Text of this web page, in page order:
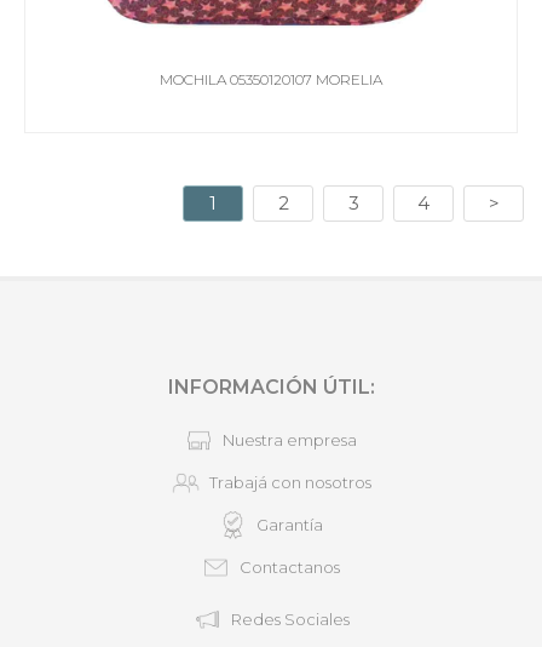
MOCHILA 05350120107 MORELIA
1 2 3 4 >
INFORMACIÓN ÚTIL:
Nuestra empresa
Trabajá con nosotros
Garantía
Contactanos
Redes Sociales